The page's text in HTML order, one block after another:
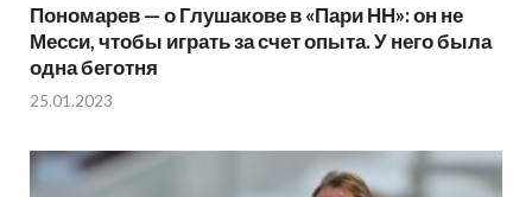
Пономарев — о Глушакове в «Пари НН»: он не
Месси, чтобы играть за счет опыта. У него была
одна беготня
25.01.2023